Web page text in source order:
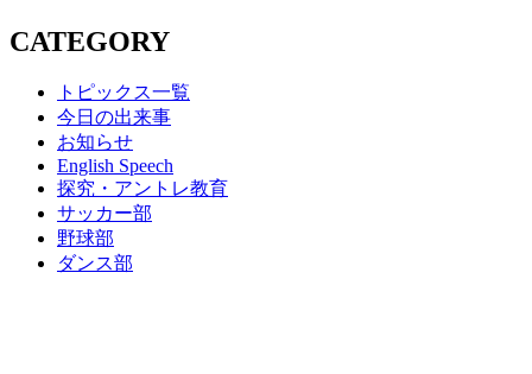
CATEGORY
トピックス一覧
今日の出来事
お知らせ
English Speech
探究・アントレ教育
サッカー部
野球部
ダンス部